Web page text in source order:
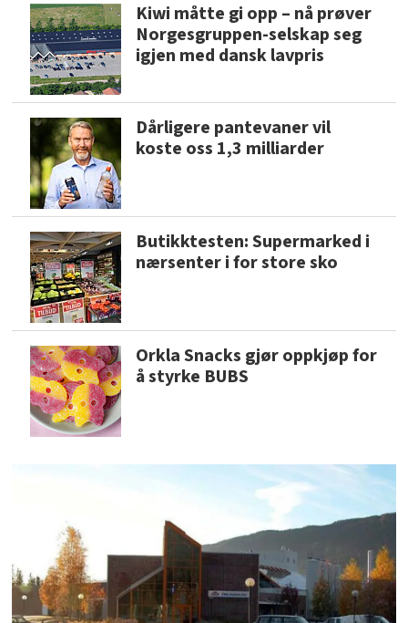
Kiwi måtte gi opp – nå prøver
Norgesgruppen-selskap seg
igjen med dansk lavpris
Dårligere pantevaner vil
koste oss 1,3 milliarder
Butikktesten: Supermarked i
nærsenter i for store sko
Orkla Snacks gjør oppkjøp for
å styrke BUBS